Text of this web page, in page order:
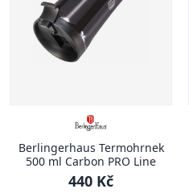
Berlingerhaus Termohrnek
500 ml Carbon PRO Line
440 Kč